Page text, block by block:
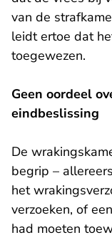
van de
leidt ertoe dat
toegewezen.
Geen oordeel
eindbeslissing
De
begrip –
het
verzoeken, of
had moeten